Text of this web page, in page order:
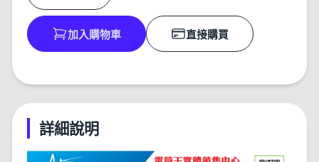
加入購物車 直接購買
詳細說明